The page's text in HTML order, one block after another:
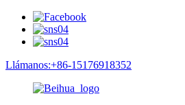
Llámanos:+86-15176918352